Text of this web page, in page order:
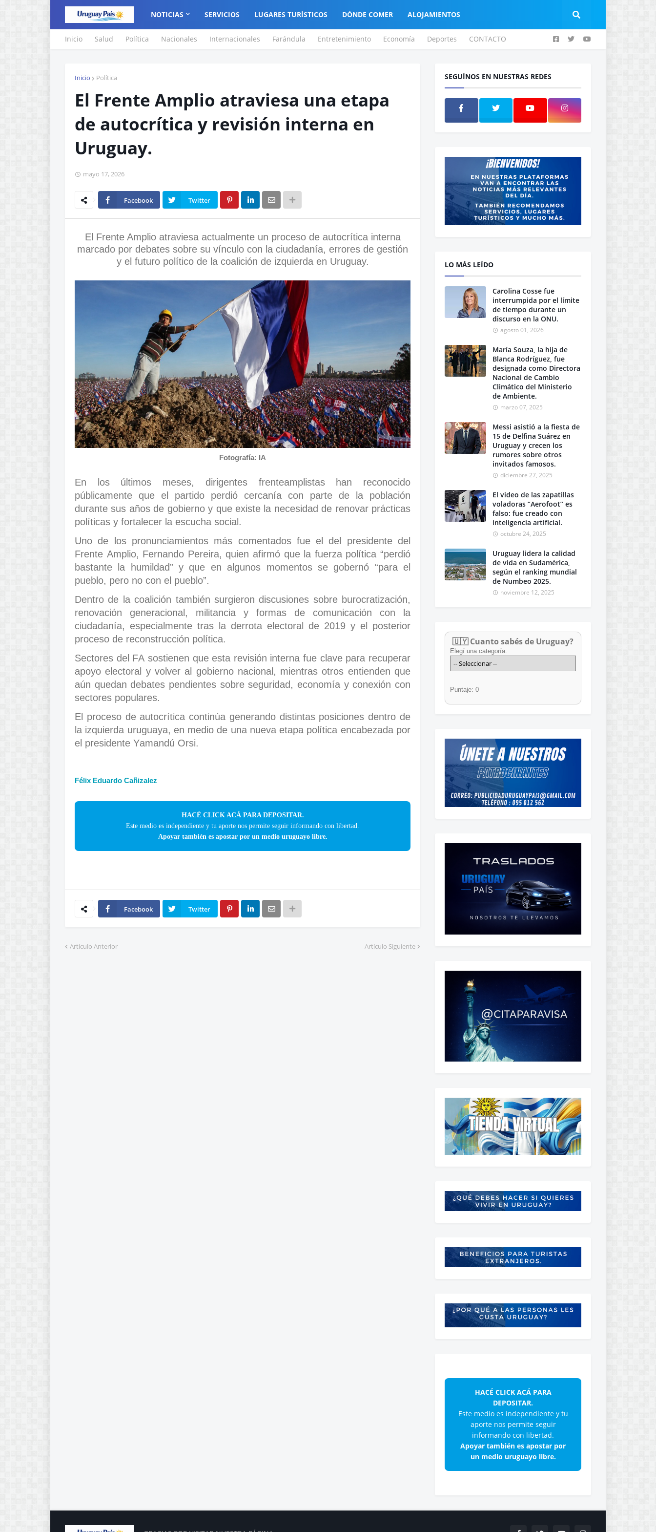
NOTICIAS SERVICIOS LUGARES TURÍSTICOS DÓNDE COMER ALOJAMIENTOS
Inicio Salud Política Nacionales Internacionales Farándula Entretenimiento Economía Deportes CONTACTO
Inicio Política
El Frente Amplio atraviesa una etapa
de autocrítica y revisión interna en
Uruguay.
mayo 17, 2026
Facebook Twitter
El Frente Amplio atraviesa actualmente un proceso de autocrítica interna
marcado por debates sobre su vínculo con la ciudadanía, errores de gestión
y el futuro político de la coalición de izquierda en Uruguay.
Fotografía: IA
En los últimos meses, dirigentes frenteamplistas han reconocido
públicamente que el partido perdió cercanía con parte de la población
durante sus años de gobierno y que existe la necesidad de renovar prácticas
políticas y fortalecer la escucha social.
Uno de los pronunciamientos más comentados fue el del presidente del
Frente Amplio, Fernando Pereira, quien afirmó que la fuerza política “perdió
bastante la humildad” y que en algunos momentos se gobernó “para el
pueblo, pero no con el pueblo”.
Dentro de la coalición también surgieron discusiones sobre burocratización,
renovación generacional, militancia y formas de comunicación con la
ciudadanía, especialmente tras la derrota electoral de 2019 y el posterior
proceso de reconstrucción política.
Sectores del FA sostienen que esta revisión interna fue clave para recuperar
apoyo electoral y volver al gobierno nacional, mientras otros entienden que
aún quedan debates pendientes sobre seguridad, economía y conexión con
sectores populares.
El proceso de autocrítica continúa generando distintas posiciones dentro de
la izquierda uruguaya, en medio de una nueva etapa política encabezada por
el presidente Yamandú Orsi.
Félix Eduardo Cañizalez
HACÉ CLICK ACÁ PARA DEPOSITAR.
Este medio es independiente y tu aporte nos permite seguir informando con libertad.
Apoyar también es apostar por un medio uruguayo libre.
Facebook Twitter
Artículo Anterior Artículo Siguiente
SEGUÍNOS EN NUESTRAS REDES
LO MÁS LEÍDO
Carolina Cosse fue
interrumpida por el límite
de tiempo durante un
discurso en la ONU.
agosto 01, 2026
María Souza, la hija de
Blanca Rodríguez, fue
designada como Directora
Nacional de Cambio
Climático del Ministerio
de Ambiente.
marzo 07, 2025
Messi asistió a la fiesta de
15 de Delfina Suárez en
Uruguay y crecen los
rumores sobre otros
invitados famosos.
diciembre 27, 2025
El video de las zapatillas
voladoras “Aerofoot” es
falso: fue creado con
inteligencia artificial.
octubre 24, 2025
Uruguay lidera la calidad
de vida en Sudamérica,
según el ranking mundial
de Numbeo 2025.
noviembre 12, 2025
🇺🇾 Cuanto sabés de Uruguay?
Elegí una categoría:
Puntaje: 0
HACÉ CLICK ACÁ PARA
DEPOSITAR.
Este medio es independiente y tu
aporte nos permite seguir
informando con libertad.
Apoyar también es apostar por
un medio uruguayo libre.